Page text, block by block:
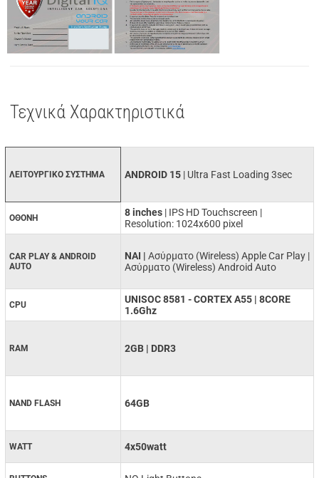
Τεχνικά Χαρακτηριστικά
ΛΕΙΤΟΥΡΓΙΚΟ ΣΥΣΤΗΜΑ ANDROID 15 | Ultra Fast Loading 3sec
ΟΘΟΝΗ 8 inches | IPS HD Touchscreen |
Resolution: 1024x600 pixel
CAR PLAY & ANDROID
AUTO
ΝΑΙ | Ασύρματο (Wireless) Apple Car Play |
Aσύρματο (Wireless) Android Auto
CPU
UNISOC 8581 - CORTEX A55 | 8CORE
1.6Ghz
RAM 2GB | DDR3
NAND FLASH 64GB
WATT 4x50watt